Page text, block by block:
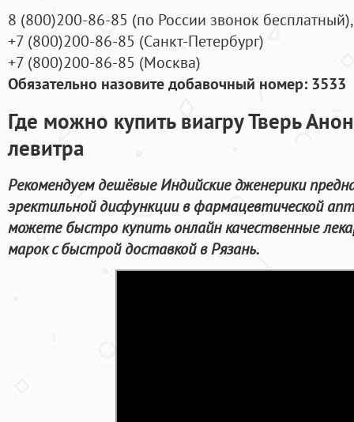
8 (800)200-86-85 (по России звонок бесплатный),
+7 (800)200-86-85 (Санкт-Петербург)
+7 (800)200-86-85 (Москва)
Обязательно назовите добавочный номер: 3533
Где можно купить виагру Тверь
левитра
Рекомендуем дешёвые Индийские дженерики
эректильной дисфункции в фармацевтической
можете быстро купить онлайн качественные
марок с быстрой доставкой в Рязань.